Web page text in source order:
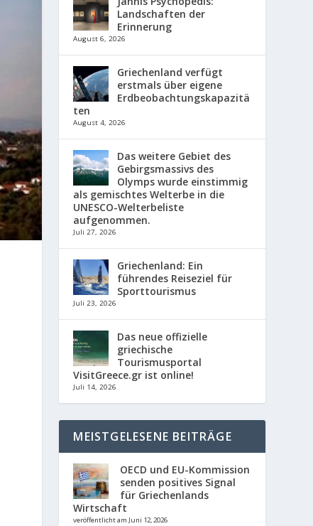
Landschaften der
Erinnerung
August 6, 2026
Griechenland verfügt
erstmals über eigene
Erdbeobachtungskapazitä
ten
August 4, 2026
Das weitere Gebiet des
Gebirgsmassivs des
Olymps wurde einstimmig
als gemischtes Welterbe in die
UNESCO-Welterbeliste
aufgenommen.
Juli 27, 2026
Griechenland: Ein
führendes Reiseziel für
Sporttourismus
Juli 23, 2026
Das neue offizielle
griechische
Tourismusportal
VisitGreece.gr ist online!
Juli 14, 2026
MEISTGELESENE BEITRÄGE
OECD und EU-Kommission
senden positives Signal
für Griechenlands
Wirtschaft
veröffentlicht am Juni 12, 2026